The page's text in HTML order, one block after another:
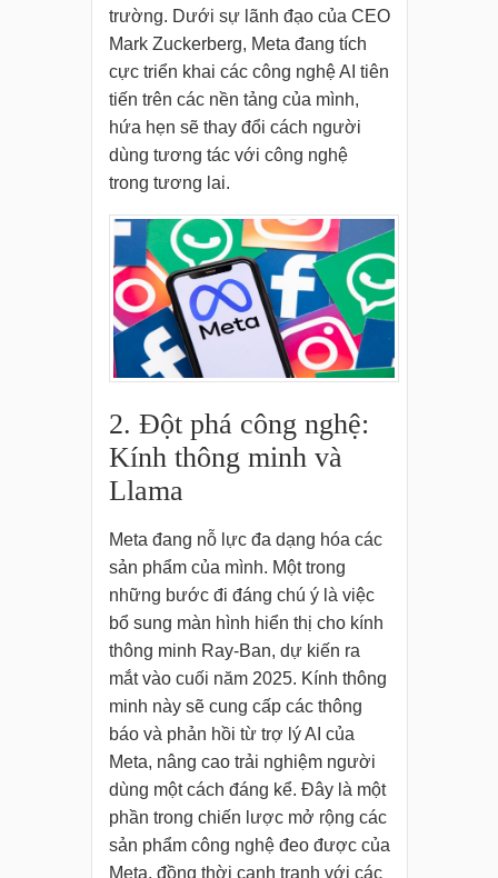
trường. Dưới sự lãnh đạo của CEO
Mark Zuckerberg, Meta đang tích
cực triển khai các công nghệ AI tiên
tiến trên các nền tảng của mình,
hứa hẹn sẽ thay đổi cách người
dùng tương tác với công nghệ
trong tương lai.
2. Đột phá công nghệ:
Kính thông minh và
Llama
Meta đang nỗ lực đa dạng hóa các
sản phẩm của mình. Một trong
những bước đi đáng chú ý là việc
bổ sung màn hình hiển thị cho kính
thông minh Ray-Ban, dự kiến ra
mắt vào cuối năm 2025. Kính thông
minh này sẽ cung cấp các thông
báo và phản hồi từ trợ lý AI của
Meta, nâng cao trải nghiệm người
dùng một cách đáng kể. Đây là một
phần trong chiến lược mở rộng các
sản phẩm công nghệ đeo được của
Meta, đồng thời cạnh tranh với các